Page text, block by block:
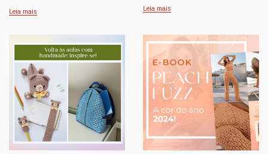
Leia mais Leia mais